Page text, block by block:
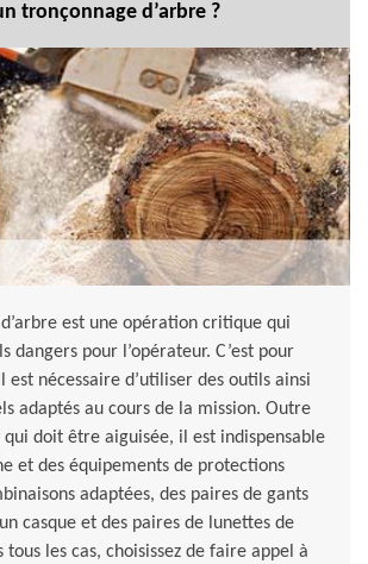
tronçonnage d’arbre ?
est une opération critique qui
dangers pour l’opérateur. C’est pour
est nécessaire d’utiliser des outils ainsi
adaptés au cours de la mission. Outre
qui doit être aiguisée, il est indispensable
et des équipements de protections
adaptées, des paires de gants
casque et des paires de lunettes de
tous les cas, choisissez de faire appel à